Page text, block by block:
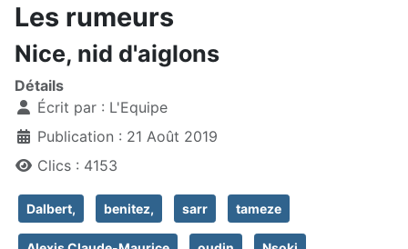
Les rumeurs
Nice, nid d'aiglons
Détails
Écrit par : L'Equipe
Publication : 21 Août 2019
Clics : 4153
Dalbert, benitez, sarr tameze